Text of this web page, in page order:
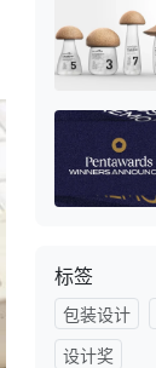
标签
包装设计
设计奖